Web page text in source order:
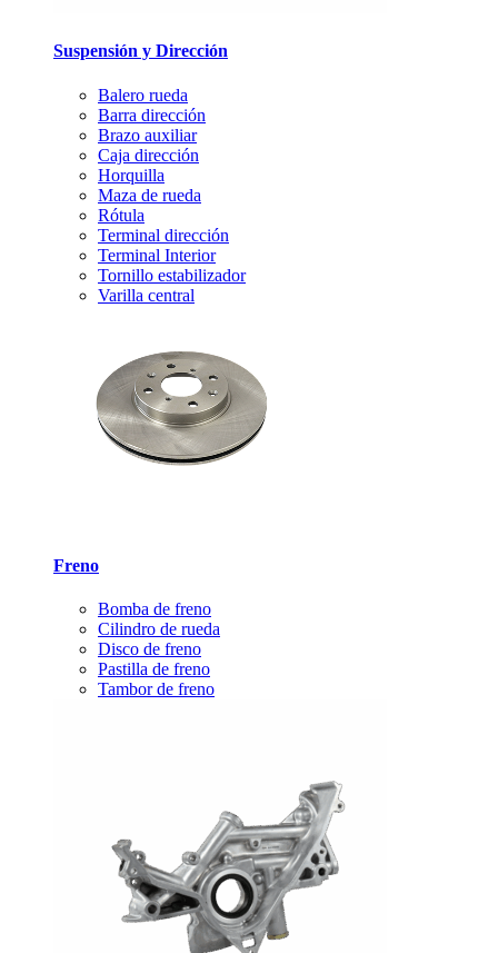
Suspensión y Dirección
Balero rueda
Barra dirección
Brazo auxiliar
Caja dirección
Horquilla
Maza de rueda
Rótula
Terminal dirección
Terminal Interior
Tornillo estabilizador
Varilla central
Freno
Bomba de freno
Cilindro de rueda
Disco de freno
Pastilla de freno
Tambor de freno